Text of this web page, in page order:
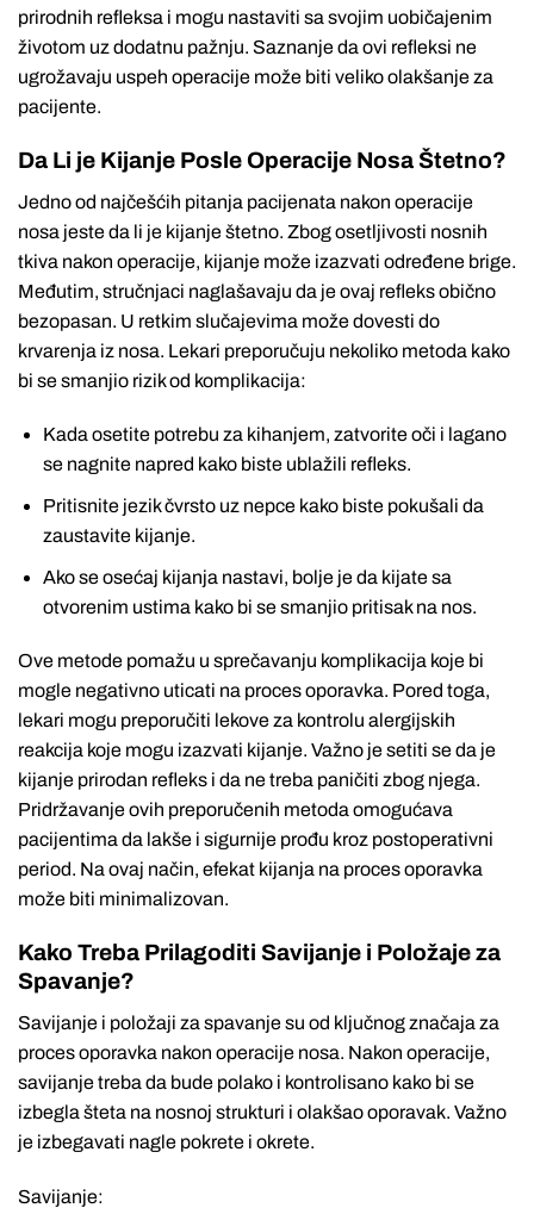
prirodnih refleksa i mogu nastaviti sa svojim uobičajenim
životom uz dodatnu pažnju. Saznanje da ovi refleksi ne
ugrožavaju uspeh operacije može biti veliko olakšanje za
pacijente.
Da Li je Kijanje Posle Operacije Nosa Štetno?
Jedno od najčešćih pitanja pacijenata nakon operacije
nosa jeste da li je kijanje štetno. Zbog osetljivosti nosnih
tkiva nakon operacije, kijanje može izazvati određene brige.
Međutim, stručnjaci naglašavaju da je ovaj refleks obično
bezopasan. U retkim slučajevima može dovesti do
krvarenja iz nosa. Lekari preporučuju nekoliko metoda kako
bi se smanjio rizik od komplikacija:
Kada osetite potrebu za kihanjem, zatvorite oči i lagano
se nagnite napred kako biste ublažili refleks.
Pritisnite jezik čvrsto uz nepce kako biste pokušali da
zaustavite kijanje.
Ako se osećaj kijanja nastavi, bolje je da kijate sa
otvorenim ustima kako bi se smanjio pritisak na nos.
Ove metode pomažu u sprečavanju komplikacija koje bi
mogle negativno uticati na proces oporavka. Pored toga,
lekari mogu preporučiti lekove za kontrolu alergijskih
reakcija koje mogu izazvati kijanje. Važno je setiti se da je
kijanje prirodan refleks i da ne treba paničiti zbog njega.
Pridržavanje ovih preporučenih metoda omogućava
pacijentima da lakše i sigurnije prođu kroz postoperativni
period. Na ovaj način, efekat kijanja na proces oporavka
može biti minimalizovan.
Kako Treba Prilagoditi Savijanje i Položaje za
Spavanje?
Savijanje i položaji za spavanje su od ključnog značaja za
proces oporavka nakon operacije nosa. Nakon operacije,
savijanje treba da bude polako i kontrolisano kako bi se
izbegla šteta na nosnoj strukturi i olakšao oporavak. Važno
je izbegavati nagle pokrete i okrete.
Savijanje: